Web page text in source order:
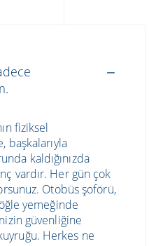
fiziksel
başkalarıyla
kaldığınızda
vardır. Her gün çok
Otobüs şoförü,
yemeğinde
güvenliğine
Herkes ne